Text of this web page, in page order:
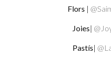
Flors |
Joies|
Pastís|